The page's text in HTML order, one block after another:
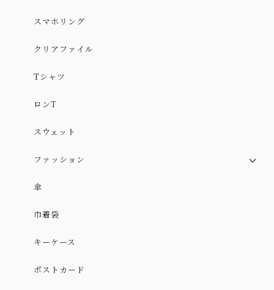
スマホリング
クリアファイル
Tシャツ
ロンT
スウェット
ファッション
傘
巾着袋
キーケース
ポストカード